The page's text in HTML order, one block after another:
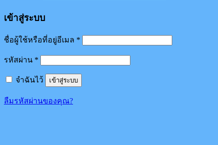
เข้าสู่ระบบ
ชื่อผู้ใช้หรือที่อยู่อีเมล *
รหัสผ่าน *
จำฉันไว้ เข้าสู่ระบบ
ลืมรหัสผ่านของคุณ?